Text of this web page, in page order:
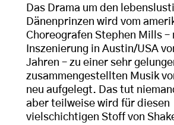
Das Drama um den
Dänenprinzen wird vom
Choreografen Stephen Mills –
Inszenierung in Austin/USA
Jahren – zu einer sehr
zusammengestellten Musik
neu aufgelegt. Das tut
aber teilweise wird für diesen
vielschichtigen Stoff von